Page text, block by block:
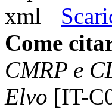
Come
CMRP e
Elvo [IT-